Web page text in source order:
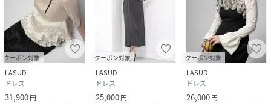
品番
ND9163_194100314
194100314-21-07 ND9163
クーポン対象
LASUD
ドレス
31,900円
クーポン対象
LASUD
ドレス
25,000円
クーポン対象
LASUD
ドレス
26,000円